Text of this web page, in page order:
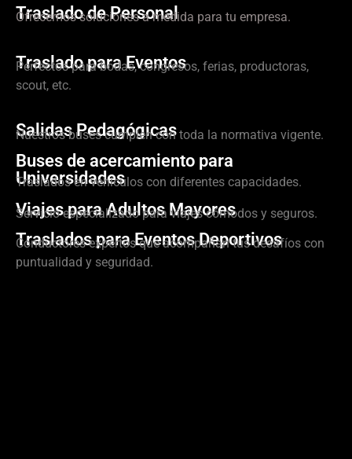
Traslado de Personal
Ofrecemos soluciones a medida para tu empresa.
Traslado para Eventos
Perfectos para bodas, congresos, ferias, productoras,
scout, etc.
Salidas Pedagógicas
Nuestros buses cumplen con toda la normativa vigente.
Buses de acercamiento para
Universidades
Traslados en vehículos con diferentes capacidades.
Viajes para Adultos Mayores
Servicio especializado para viajes cómodos y seguros.
Traslados para Eventos Deportivos
Conductores expertos que acompañan tus desafíos con
puntualidad y seguridad.